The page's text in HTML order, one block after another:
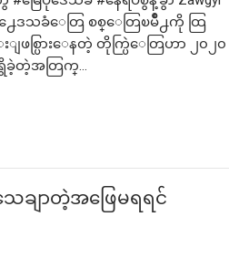
ဒသခံေတြ စစ္ေတြၿမိဳ႕ကို ထြ
ျဖစ္ပြားေနတဲ့ တိုက္ပြဲေတြဟာ ၂၀၂၀
ရွိခဲ့တဲ့အတြက္…
ချာတဲ့အဖြေမရရင်